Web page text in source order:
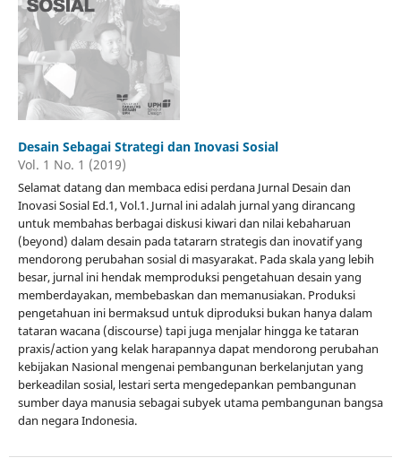
Desain Sebagai Strategi dan Inovasi Sosial
Vol. 1 No. 1 (2019)
Selamat datang dan membaca edisi perdana Jurnal Desain dan
Inovasi Sosial Ed.1, Vol.1. Jurnal ini adalah jurnal yang dirancang
untuk membahas berbagai diskusi kiwari dan nilai kebaharuan
(beyond) dalam desain pada tatararn strategis dan inovatif yang
mendorong perubahan sosial di masyarakat. Pada skala yang lebih
besar, jurnal ini hendak memproduksi pengetahuan desain yang
memberdayakan, membebaskan dan memanusiakan. Produksi
pengetahuan ini bermaksud untuk diproduksi bukan hanya dalam
tataran wacana (discourse) tapi juga menjalar hingga ke tataran
praxis/action yang kelak harapannya dapat mendorong perubahan
kebijakan Nasional mengenai pembangunan berkelanjutan yang
berkeadilan sosial, lestari serta mengedepankan pembangunan
sumber daya manusia sebagai subyek utama pembangunan bangsa
dan negara Indonesia.